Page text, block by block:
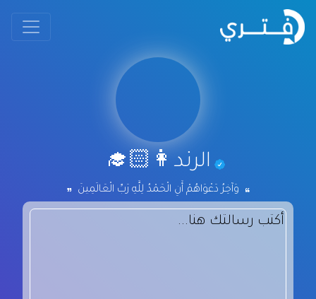
الرند👩🏻‍🎓
وَآخِرُ دَعْوَاهُمْ أَنِ الْحَمْدُ لِلَّهِ رَبِّ الْعَالَمِينَ